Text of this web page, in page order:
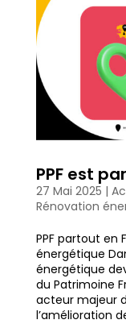
PPF est
27 Mai 2025 |
Rénovation
PPF partout en
énergétique
énergétique
du Patrimoine
acteur majeur
l’amélioration